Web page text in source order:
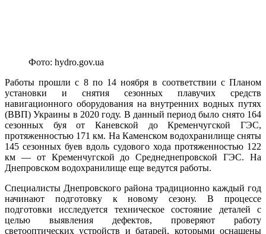
Фото: hydro.gov.ua
Работы прошли с 8 по 14 ноября в соответствии с Планом
установки и снятия сезонных плавучих средств
навигационного оборудования на внутренних водных путях
(ВВП) Украины в 2020 году. В данный период было снято 164
сезонных буя от Каневской до Кременчугской ГЭС,
протяженностью 171 км. На Каменском водохранилище сняты
145 сезонных буев вдоль судового хода протяженностью 122
км — от Кременчугской до Среднеднепровской ГЭС. На
Днепровском водохранилище еще ведутся работы.
Специалисты Днепровского района традиционно каждый год
начинают подготовку к новому сезону. В процессе
подготовки исследуется техническое состояние деталей с
целью выявления дефектов, проверяют работу
светооптических устройств и батарей, которыми оснащены